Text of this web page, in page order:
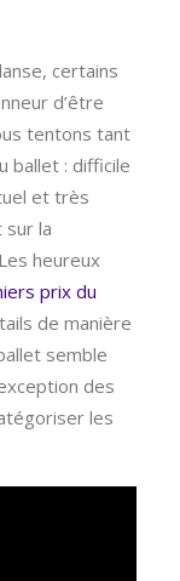
certains
d’être
tentons tant
ballet : difficile
et très
sur la
heureux
prix du
de manière
semble
des
les